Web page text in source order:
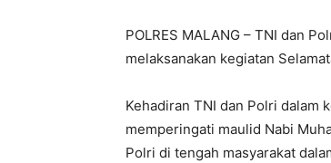
POLRES MALANG – TNI dan
melaksanakan kegiatan
Kehadiran TNI dan Polri dalam
memperingati maulid Nabi
Polri di tengah masyarakat